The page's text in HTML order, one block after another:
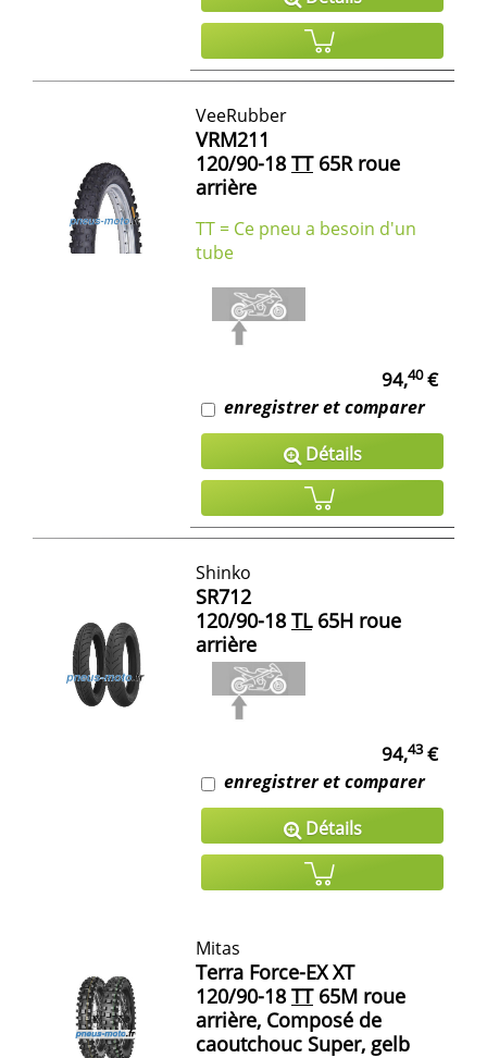
VeeRubber
VRM211
120/90-18 TT65R roue
arrière
TT = Ce pneu a besoin d'un
tube
94,40€
enregistrer et comparer
Détails
Shinko
SR712
120/90-18 TL65H roue
arrière
94,43€
enregistrer et comparer
Détails
Mitas
Terra Force-EX XT
120/90-18 TT65M roue
arrière, Composé de
caoutchouc Super, gelb